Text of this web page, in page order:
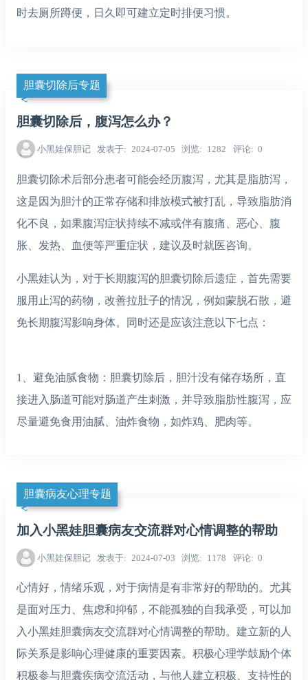
时去厕所蹲便，日久即可建立定时排便习惯。
胆囊切除后专题
胆囊切除后，腹泻怎么办？
小黑娃保胆记 发表于 2024-07-05 浏览 1282 评论 0
胆囊切除术后部分患者可能会经历腹泻，尤其是脂肪泻，
这是因为胆汁的正常存储和排放模式被打乱，导致脂肪消
化不良，如果腹泻症状持续不减或伴有腹痛、恶心、腹
胀、发热、血便等严重症状，建议及时就医咨询。
小黑娃认为，对于长期腹泻的胆囊切除后遗症，首先需要
服用止泻的药物，改善拉肚子的情况，例如蒙脱石散，避
免长期腹泻影响身体。同时还是应该注意以下七点：
1、避免油腻食物：胆囊切除后，胆汁没有储存场所，直
接进入肠道可能对肠道产生刺激，并导致脂肪性腹泻，应
尽量避免食用油腻、油炸食物，如炸鸡、肥肉等。
胆囊病友心理专题
加入小黑娃胆囊病友交流群对心情调整的帮助
小黑娃保胆记 发表于 2024-07-03 浏览 1178 评论 0
心情好，情绪乐观，对于病情是有非常好的帮助的。尤其
是面对压力、焦虑和抑郁，不能孤独的自我承受，可以加
入小黑娃胆囊病友交流群对心情调整的帮助。建立新的人
际关系是影响心理健康的重要因素。积极心理学鼓励个体
积极参与胆囊疾病交流活动，与他人建立积极、支持性的